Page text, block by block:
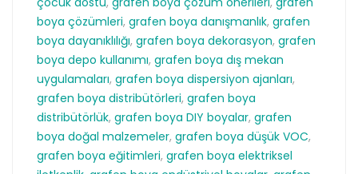
boya çözümleri, grafen boya danışmanlık, grafen
boya dayanıklılığı, grafen boya dekorasyon, grafen
boya depo kullanımı, grafen boya dış mekan
uygulamaları, grafen boya dispersiyon ajanları,
grafen boya distribütörleri, grafen boya
distribütörlük, grafen boya DIY boyalar, grafen
boya doğal malzemeler, grafen boya düşük VOC,
grafen boya eğitimleri, grafen boya elektriksel